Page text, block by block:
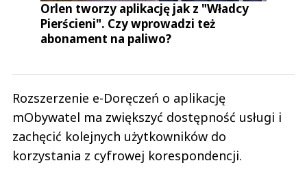
Orlen tworzy aplikację jak z "Władcy
Pierścieni". Czy wprowadzi też
abonament na paliwo?
Rozszerzenie e-Doręczeń o aplikację
mObywatel ma zwiększyć dostępność usługi i
zachęcić kolejnych użytkowników do
korzystania z cyfrowej korespondencji.